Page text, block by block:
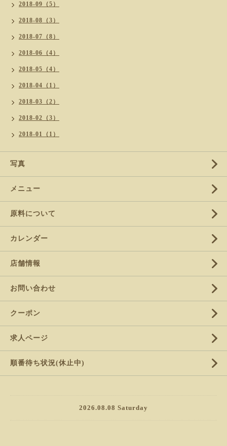
2018-09（5）
2018-08（3）
2018-07（8）
2018-06（4）
2018-05（4）
2018-04（1）
2018-03（2）
2018-02（3）
2018-01（1）
写真
メニュー
原料について
カレンダー
店舗情報
お問い合わせ
クーポン
求人ページ
順番待ち状況(休止中)
2026.08.08 Saturday